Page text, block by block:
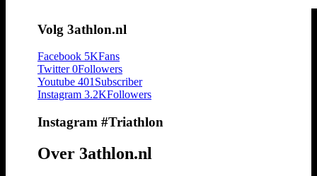
Volg 3athlon.nl
Facebook 5KFans
Twitter 0Followers
Youtube 401 Subscriber
Instagram 3.2KFollowers
Instagram #Triathlon
Over 3athlon.nl